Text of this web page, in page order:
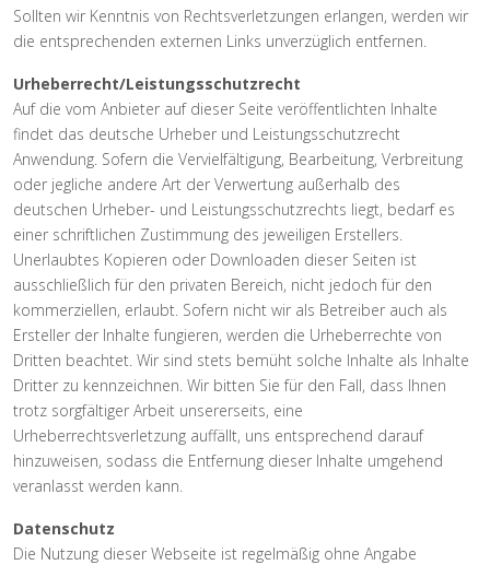
Sollten wir Kenntnis von Rechtsverletzungen erlangen, werden wir
die entsprechenden externen Links unverzüglich entfernen.
Urheberrecht/Leistungsschutzrecht
Auf die vom Anbieter auf dieser Seite veröffentlichten Inhalte
findet das deutsche Urheber und Leistungsschutzrecht
Anwendung. Sofern die Vervielfältigung, Bearbeitung, Verbreitung
oder jegliche andere Art der Verwertung außerhalb des
deutschen Urheber- und Leistungsschutzrechts liegt, bedarf es
einer schriftlichen Zustimmung des jeweiligen Erstellers.
Unerlaubtes Kopieren oder Downloaden dieser Seiten ist
ausschließlich für den privaten Bereich, nicht jedoch für den
kommerziellen, erlaubt. Sofern nicht wir als Betreiber auch als
Ersteller der Inhalte fungieren, werden die Urheberrechte von
Dritten beachtet. Wir sind stets bemüht solche Inhalte als Inhalte
Dritter zu kennzeichnen. Wir bitten Sie für den Fall, dass Ihnen
trotz sorgfältiger Arbeit unsererseits, eine
Urheberrechtsverletzung auffällt, uns entsprechend darauf
hinzuweisen, sodass die Entfernung dieser Inhalte umgehend
veranlasst werden kann.
Datenschutz
Die Nutzung dieser Webseite ist regelmäßig ohne Angabe